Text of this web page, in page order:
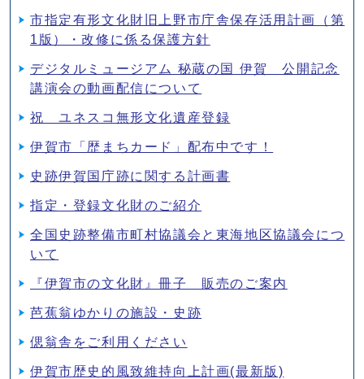
市指定有形文化財旧上野市庁舎保存活用計画（第
1版）・改修に係る保護方針
デジタルミュージアム 秘蔵の国 伊賀 公開記念
講演会の動画配信について
祝 ユネスコ無形文化遺産登録
伊賀市「歴まちカード」配布中です！
史跡伊賀国庁跡に関する計画書
指定・登録文化財のご紹介
全国史跡整備市町村協議会と東海地区協議会につ
いて
『伊賀市の文化財』冊子 販売のご案内
芭蕉翁ゆかりの施設・史跡
偲翁舎をご利用ください
伊賀市歴史的風致維持向上計画(最新版)